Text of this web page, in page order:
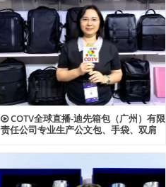
COTV全球直播-迪先箱包（广州）有限
责任公司专业生产公文包、手袋、双肩
资料包等各种款式箱包产品，欢迎大家